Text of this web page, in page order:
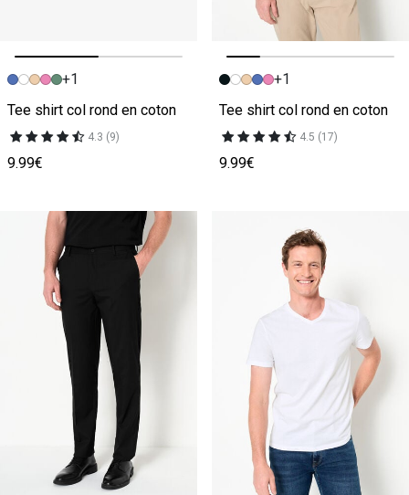
Image précédente
Image suivante
+1
Tee shirt col rond en coton
4.3 (9)
9.99€
Image précédente
Image suivante
+1
Tee shirt col rond en coton
4.5 (17)
9.99€